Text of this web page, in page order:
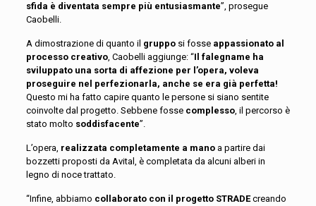
sfida è diventata sempre più entusiasmante”, prosegue
Caobelli.
A dimostrazione di quanto il gruppo si fosseappassionato al
processo creativo, Caobelli aggiunge: “Il falegname ha
sviluppato una sorta di affezione per l’opera, voleva
proseguire nel perfezionarla, anche se era già perfetta!
Questo mi ha fatto capire quanto le persone si siano sentite
coinvolte dal progetto. Sebbene fosse complesso, il percorso è
stato molto soddisfacente”.
L’opera, realizzata completamente a manoa partire dai
bozzetti proposti da Avital, è completata da alcuni alberi in
legno di noce trattato.
“Infine, abbiamo collaborato con il progetto STRADEcreando